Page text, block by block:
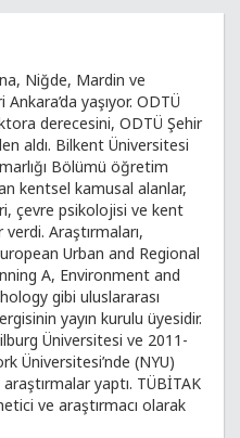
Niğde, Mardin ve
Ankara’da yaşıyor. ODTÜ
derecesini, ODTÜ Şehir
aldı. Bilkent Üniversitesi
Bölümü öğretim
kentsel kamusal alanlar,
çevre psikolojisi ve kent
Araştırmaları,
Urban and Regional
A, Environment and
gibi uluslararası
yayın kurulu üyesidir.
Üniversitesi ve 2011-
Üniversitesi’nde (NYU)
yaptı. TÜBİTAK
ve araştırmacı olarak